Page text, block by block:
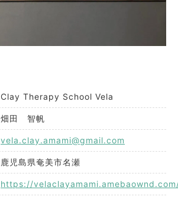
Clay Therapy School Vela
畑田 智帆
vela.clay.amami@gmail.com
鹿児島県奄美市名瀬
https://